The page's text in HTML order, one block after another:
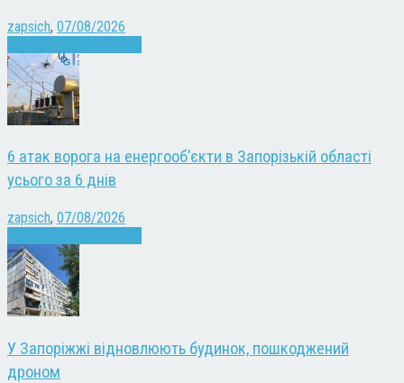
zapsich, 07/08/2026
6 атак ворога на енергооб’єкти в Запорізькій області
усього за 6 днів
zapsich, 07/08/2026
У Запоріжжі відновлюють будинок, пошкоджений
дроном